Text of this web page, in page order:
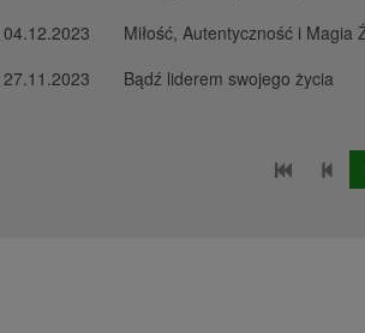
04.12.2023
Miłość, Autentyczność i Magia
27.11.2023
Bądź liderem swojego życia